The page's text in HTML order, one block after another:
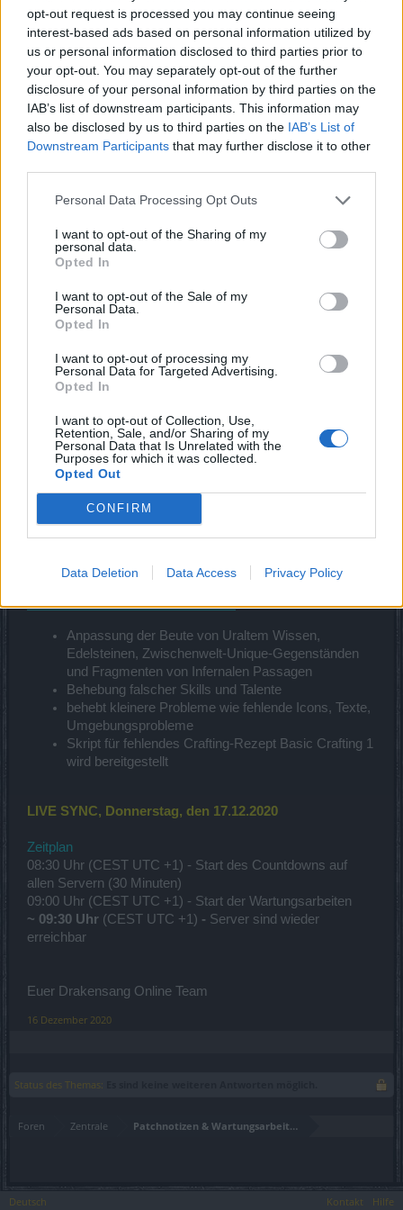
opt-out request is processed you may continue seeing
interest-based ads based on personal information utilized by
us or personal information disclosed to third parties prior to
your opt-out. You may separately opt-out of the further
disclosure of your personal information by third parties on the
IAB’s list of downstream participants. This information may
also be disclosed by us to third parties on the IAB’s List of
Downstream Participants that may further disclose it to other
Personal Data Processing Opt Outs
I want to opt-out of the Sharing of my
personal data.
Opted In
I want to opt-out of the Sale of my
Personal Data.
Opted In
I want to opt-out of processing my
Personal Data for Targeted Advertising.
Opted In
I want to opt-out of Collection, Use,
Retention, Sale, and/or Sharing of my
Personal Data that Is Unrelated with the
Purposes for which it was collected.
Opted Out
CONFIRM
Data Deletion Data Access Privacy Policy
Aufgrund von nicht erscheinenden Monstern konnte
die Aufgabe 'Liebes Tagebuch' nicht beendet werden.
Dies wurde nun behoben.
Die Stufe einiger Monster in der Königskrypta
skalierte nicht mit der Spielerstufe. Dies wurde nun
behoben.
Zusätzliche Korrekturen für die Quest "Brigavik", so
dass keine Fehler mehr auftreten, wenn man die
Zusätzliche Korrekturen für das Erscheinen der
Monster, um Map-Server-Abstürze und Client-
Der visuelle Effekt der Explosionen, die durch das
Talent "Entfesselter Drache" und die Fertigkeit
"Drachenzorn" ausgelöst werden, wurde reduziert.
gebärenden Andermacht Monster hervorgerufen
werden, lassen keine Gegenstände mehr fallen.
Heredur zählen wieder für die täglichen
Herausforderungen.
Blutvergießen:
wurde der Beute von Weltbossen hinzugefügt
Spieler können die Karte nicht mehr betreten,
wenn alle Gegner besiegt wurden
wurden geringfügig erhöht
Zusätzliche Debuffs zu allen Angriffen der
Schlitzer hinzugefügt
alle Gegner in der Nähe verstärken
Nächste Schritte für Release 246:
Anpassung der Beute von Uraltem Wissen,
Edelsteinen, Zwischenwelt-Unique-Gegenständen
und Fragmenten von Infernalen Passagen
Behebung falscher Skills und Talente
behebt kleinere Probleme wie fehlende Icons, Texte,
Umgebungsprobleme
Skript für fehlendes Crafting-Rezept Basic Crafting 1
wird bereitgestellt
LIVE SYNC, Donnerstag, den 17.12.2020
Zeitplan
08:30 Uhr (CEST UTC +1) - Start des Countdowns auf
allen Servern (30 Minuten)
09:00 Uhr (CEST UTC +1) - Start der Wartungsarbeiten
~ 09:30 Uhr (CEST UTC +1) - Server sind wieder
erreichbar
Euer Drakensang Online Team
16 Dezember 2020
Status des Themas:
Foren Zentrale Patchnotizen & Wartungsarbeiten
Deutsch Kontakt Hilfe